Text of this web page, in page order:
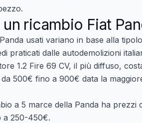
ricambio Fiat
usati variano in base alla
praticati dalle autodemolizioni
1.2 Fire 69 CV, il più diffuso,
500€ fino a 900€ data la
a 5 marce della Panda ha prezzi
a 250-450€.